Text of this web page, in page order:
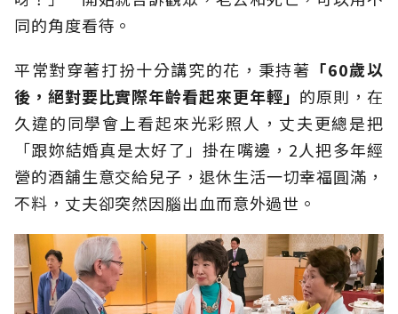
同的角度看待。
平常對穿著打扮十分講究的花，秉持著 「60歲以
後，絕對要比實際年齡看起來更年輕」 的原則，在
久違的同學會上看起來光彩照人，丈夫更總是把
「跟妳結婚真是太好了」掛在嘴邊，2人把多年經
營的酒舖生意交給兒子，退休生活一切幸福圓滿，
不料，丈夫卻突然因腦出血而意外過世。